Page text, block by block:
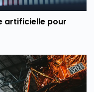
artificielle pour